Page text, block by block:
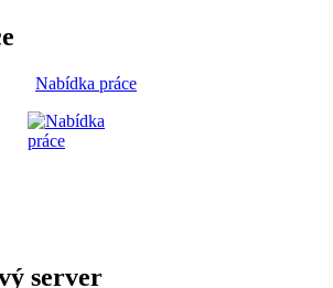
Nabídka práce
server